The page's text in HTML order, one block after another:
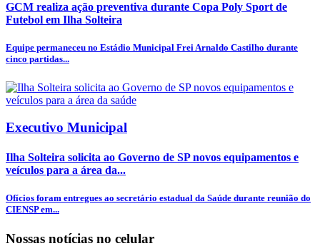
GCM realiza ação preventiva durante Copa Poly Sport de
Futebol em Ilha Solteira
Equipe permaneceu no Estádio Municipal Frei Arnaldo Castilho durante
cinco partidas...
Executivo Municipal
Ilha Solteira solicita ao Governo de SP novos equipamentos e
veículos para a área da...
Ofícios foram entregues ao secretário estadual da Saúde durante reunião do
CIENSP em...
Nossas notícias no celular